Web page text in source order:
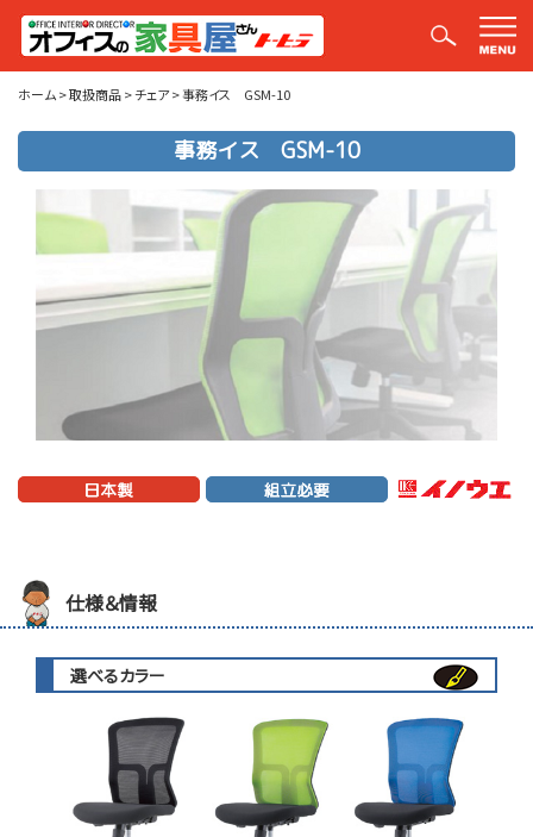
取扱商品
ホーム>取扱商品>チェア>事務イス GSM-10
事務イス GSM-10
仕様＆情報
選べるカラー